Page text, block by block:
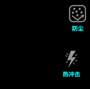
防尘
热冲击